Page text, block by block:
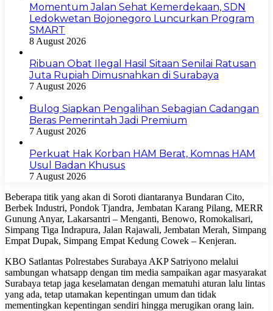
Momentum Jalan Sehat Kemerdekaan, SDN
Ledokwetan Bojonegoro Luncurkan Program
SMART
8 August 2026
Ribuan Obat Ilegal Hasil Sitaan Senilai Ratusan
Juta Rupiah Dimusnahkan di Surabaya
7 August 2026
Bulog Siapkan Pengalihan Sebagian Cadangan
Beras Pemerintah Jadi Premium
7 August 2026
Perkuat Hak Korban HAM Berat, Komnas HAM
Usul Badan Khusus
7 August 2026
Beberapa titik yang akan di Soroti diantaranya Bundaran Cito,
Berbek Industri, Pondok Tjandra, Jembatan Karang Pilang, MERR
Gunung Anyar, Lakarsantri – Menganti, Benowo, Romokalisari,
Simpang Tiga Indrapura, Jalan Rajawali, Jembatan Merah, Simpang
Empat Dupak, Simpang Empat Kedung Cowek – Kenjeran.
KBO Satlantas Polrestabes Surabaya AKP Satriyono melalui
sambungan whatsapp dengan tim media sampaikan agar masyarakat
Surabaya tetap jaga keselamatan dengan mematuhi aturan lalu lintas
yang ada, tetap utamakan kepentingan umum dan tidak
mementingkan kepentingan sendiri hingga merugikan orang lain.